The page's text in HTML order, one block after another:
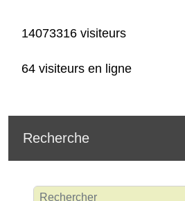
14073316 visiteurs
64 visiteurs en ligne
Recherche